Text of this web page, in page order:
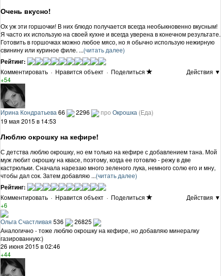
Очень вкусно!
Ох уж эти горшочки! В них блюдо получается всегда необыкновенно вкусным!
Я часто их использую на своей кухне и всегда уверена в конечном результате.
Готовить в горшочках можно любое мясо, но я обычно использую нежирную
свинину или куриное филе. ...(читать далее)
Рейтинг:
Комментировать · Нравится объект · Поделиться
Действия ▼
+54
Ирина Кондратьева 66 2296 про Окрошка (Еда)
19 мая 2015 в 14:53
Люблю окрошку на кефире!
С детства люблю окрошку, но ем только на кефире с добавлением тана. Мой
муж любит окрошку на квасе, поэтому, когда ее готовлю - режу в две
кастрюльки. Сначала нарезаю много зеленого лука, немного солю его и мну,
чтобы дал сок. Затем добавляю ...(читать далее)
Рейтинг:
Комментировать · Нравится объект · Поделиться
Действия ▼
+6
Ольга Счастливая 536
26825
Аналогично - тоже люблю окрошку на кефире, но добавляю минералку
газированную:)
26 июня 2015 в 02:46
+44